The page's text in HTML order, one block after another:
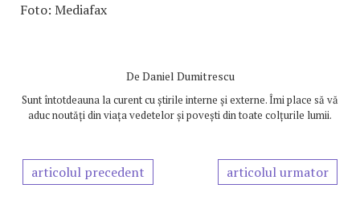
Foto: Mediafax
De Daniel Dumitrescu
Sunt întotdeauna la curent cu știrile interne și externe. Îmi place să vă
aduc noutăți din viața vedetelor și povești din toate colțurile lumii.
articolul precedent articolul urmator